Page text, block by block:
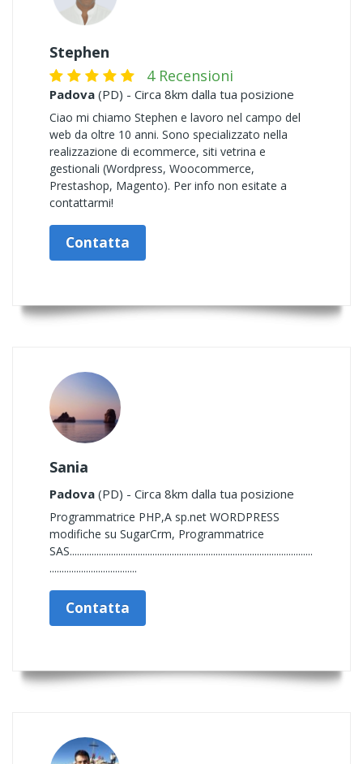
Stephen
4 Recensioni
Padova (PD) - Circa 8km dalla tua posizione
Ciao mi chiamo Stephen e lavoro nel campo del
web da oltre 10 anni. Sono specializzato nella
realizzazione di ecommerce, siti vetrina e
gestionali (Wordpress, Woocommerce,
Prestashop, Magento). Per info non esitate a
contattarmi!
Contatta
Sania
Padova (PD) - Circa 8km dalla tua posizione
Programmatrice PHP,A sp.net WORDPRESS
modifiche su SugarCrm, Programmatrice
SAS....................................................................................................
....................................
Contatta